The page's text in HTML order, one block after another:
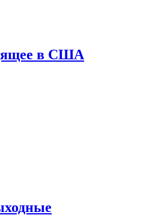
в США